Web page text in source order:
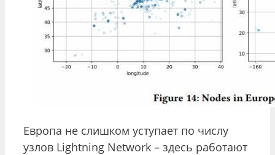
Европа не слишком уступает по числу
узлов Lightning Network – здесь работают